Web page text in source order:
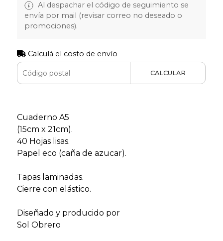
Al despachar el código de seguimiento se
envía por mail (revisar correo no deseado o
promociones).
Calculá el costo de envío
CALCULAR
Cuaderno A5
(15cm x 21cm).
40 Hojas lisas.
Papel eco (caña de azucar).
Tapas laminadas.
Cierre con elástico.
Diseñado y producido por
Sol Obrero